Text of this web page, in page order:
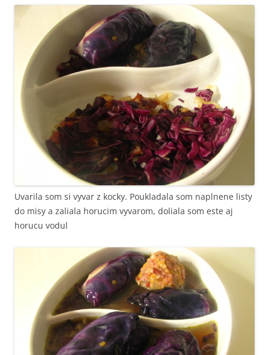
Uvarila som si vyvar z kocky. Poukladala som naplnene listy
do misy a zaliala horucim vyvarom, doliala som este aj
horucu vodul